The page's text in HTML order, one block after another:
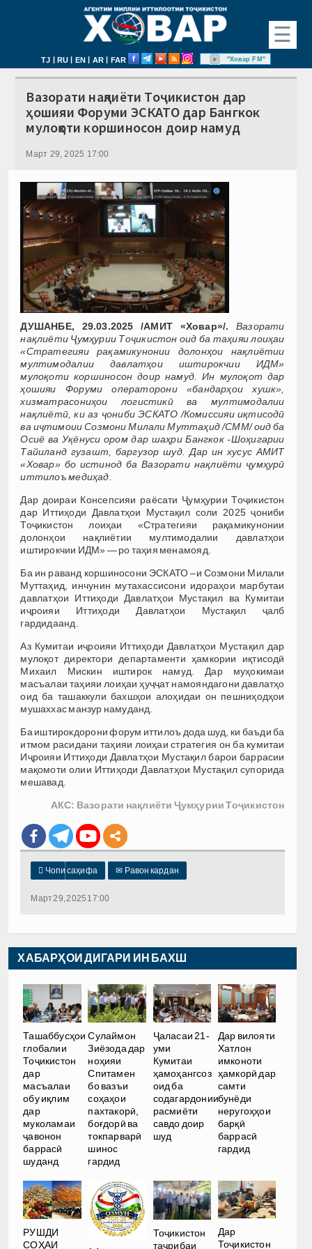
☰
TJ | RU | EN | AR | FAR "Ховар FM"
Вазорати нақлиёти Тоҷикистон дар
ҳошияи Форуми ЭСКАТО дар Бангкок
мулоқоти коршиносон доир намуд
Март 29, 2025 17:00
ДУШАНБЕ, 29.03.2025 /АМИТ «Ховар»/.
Вазорати
нақлиёти Ҷумҳурии Тоҷикистон оид ба таҳияи лоиҳаи
«Стратегияи рақамикунонии долонҳои нақлиётии
мултимодалии давлатҳои иштирокчии ИДМ»
мулоқоти коршиносон доир намуд. Ин мулоқот дар
ҳошияи Форуми операторони «бандарҳои хушк»,
хизматрасониҳои логистикӣ ва мултимодалии
нақлиётӣ, ки аз ҷониби ЭСКАТО /Комиссияи иқтисодӣ
ва иҷтимоии Созмони Милали Муттаҳид /СММ/ оид ба
Осиё ва Уқёнуси ором дар шаҳри Бангкок -Шоҳигарии
Тайиланд гузашт, баргузор шуд. Дар ин хусус АМИТ
«Ховар» бо истинод ба Вазорати нақлиёти ҷумҳурӣ
иттилоъ медиҳад.
Дар доираи Консепсияи раёсати Ҷумҳурии Тоҷикистон
дар Иттиҳоди Давлатҳои Мустақил соли 2025 ҷониби
Тоҷикистон лоиҳаи «Стратегияи рақамикунонии
долонҳои нақлиётии мултимодалии давлатҳои
иштирокчии ИДМ» — ро таҳия менамояд.
Ба ин раванд коршиносони ЭСКАТО –и Созмони Милали
Муттаҳид, инчунин мутахассисони идораҳои марбутаи
давлатҳои Иттиҳоди Давлатҳои Мустақил ва Кумитаи
иҷроияи Иттиҳоди Давлатҳои Мустақил ҷалб
гардидаанд.
Аз Кумитаи иҷроияи Иттиҳоди Давлатҳои Мустақил дар
мулоқот директори департаменти ҳамкории иқтисодӣ
Михаил Мискин иштирок намуд. Дар муҳокимаи
масъалаи таҳияи лоиҳаи ҳуҷҷат намояндагони давлатҳо
оид ба ташаккули бахшҳои алоҳидаи он пешниҳодҳои
мушаххас манзур намуданд.
Ба иштирокдорони форум иттилоъ дода шуд, ки баъди ба
итмом расидани таҳияи лоиҳаи стратегия он ба кумитаи
Иҷроияи Иттиҳоди Давлатҳои Мустақил барои баррасии
мақомоти олии Иттиҳоди Давлатҳои Мустақил супорида
мешавад.
АКС: Вазорати нақлиёти Ҷумҳурии Тоҷикистон
 Чопи саҳифа ✉ Равон кардан
Март 29, 2025 17:00
ХАБАРҲОИ ДИГАРИ ИН БАХШ
Ташаббусҳои
глобалии
Тоҷикистон
дар
масъалаи
обу иқлим
дар
муколамаи
ҷавонон
баррасӣ
шуданд
Сулаймон
Зиёзода дар
ноҳияи
Спитамен
бо вазъи
соҳаҳои
пахтакорӣ,
боғдорӣ ва
токпарварӣ
шинос
гардид
Ҷаласаи 21-
уми
Кумитаи
ҳамоҳангсоз
оид ба
содагардонии
расмиёти
савдо доир
шуд
Дар вилояти
Хатлон
имконоти
ҳамкорӣ дар
самти
бунёди
неругоҳҳои
барқӣ
баррасӣ
гардид
РУШДИ
СОҲАИ
Тоҷикистон
таҷрибаи
Дар
Тоҷикистон